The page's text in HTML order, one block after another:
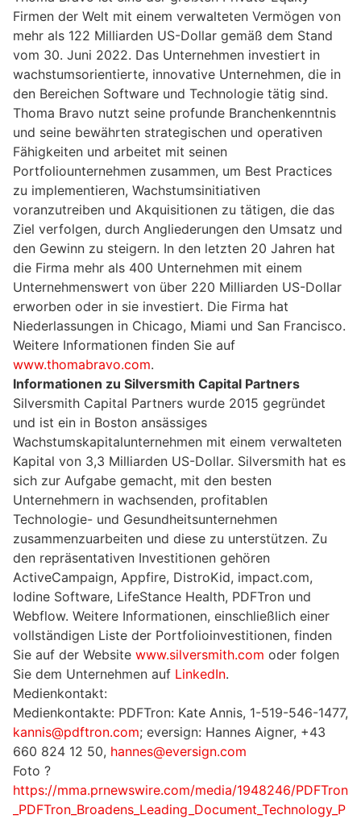
Firmen der Welt mit einem verwalteten Vermögen von
mehr als 122 Milliarden US-Dollar gemäß dem Stand
vom 30. Juni 2022. Das Unternehmen investiert in
wachstumsorientierte, innovative Unternehmen, die in
den Bereichen Software und Technologie tätig sind.
Thoma Bravo nutzt seine profunde Branchenkenntnis
und seine bewährten strategischen und operativen
Fähigkeiten und arbeitet mit seinen
Portfoliounternehmen zusammen, um Best Practices
zu implementieren, Wachstumsinitiativen
voranzutreiben und Akquisitionen zu tätigen, die das
Ziel verfolgen, durch Angliederungen den Umsatz und
den Gewinn zu steigern. In den letzten 20 Jahren hat
die Firma mehr als 400 Unternehmen mit einem
Unternehmenswert von über 220 Milliarden US-Dollar
erworben oder in sie investiert. Die Firma hat
Niederlassungen in Chicago, Miami und San Francisco.
Weitere Informationen finden Sie auf
www.thomabravo.com.
Informationen zu Silversmith Capital Partners
Silversmith Capital Partners wurde 2015 gegründet
und ist ein in Boston ansässiges
Wachstumskapitalunternehmen mit einem verwalteten
Kapital von 3,3 Milliarden US-Dollar. Silversmith hat es
sich zur Aufgabe gemacht, mit den besten
Unternehmern in wachsenden, profitablen
Technologie- und Gesundheitsunternehmen
zusammenzuarbeiten und diese zu unterstützen. Zu
den repräsentativen Investitionen gehören
ActiveCampaign, Appfire, DistroKid, impact.com,
Iodine Software, LifeStance Health, PDFTron und
Webflow. Weitere Informationen, einschließlich einer
vollständigen Liste der Portfolioinvestitionen, finden
Sie auf der Website www.silversmith.com oder folgen
Sie dem Unternehmen auf LinkedIn.
Medienkontakt:
Medienkontakte: PDFTron: Kate Annis, 1-519-546-1477,
kannis@pdftron.com; eversign: Hannes Aigner, +43
660 824 12 50, hannes@eversign.com
Foto ?
https://mma.prnewswire.com/media/1948246/PDFTron
_PDFTron_Broadens_Leading_Document_Technology_P